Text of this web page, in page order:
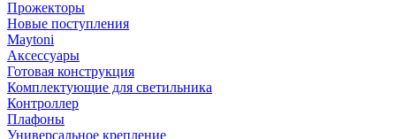
Прожекторы
Новые поступления
Maytoni
Аксессуары
Готовая конструкция
Комплектующие для светильника
Контроллер
Плафоны
Универсальное крепление